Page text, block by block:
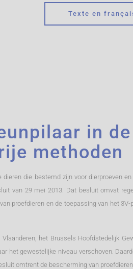
Texte en
in
methoden
die bestemd zijn voor dierproeven en
van 29 mei 2013. Dat besluit omvat
proefdieren en de toepassing van het 3V-
het Brussels Hoofdstedelijk
het gewestelijke niveau verschoven.
omtrent de bescherming van